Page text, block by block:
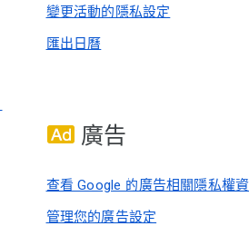
變更活動的隱私設定
匯出日曆
廣告
查看 Google 的廣告相關隱私權
管理您的廣告設定